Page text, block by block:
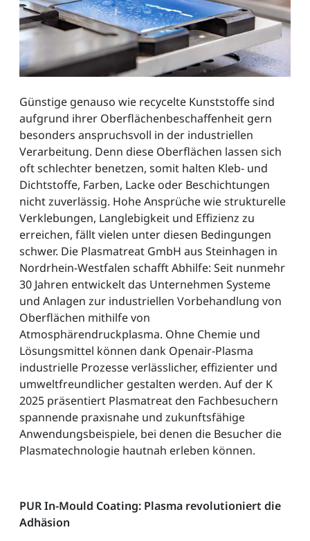
Günstige genauso wie recycelte Kunststoffe sind
aufgrund ihrer Oberflächenbeschaffenheit gern
besonders anspruchsvoll in der industriellen
Verarbeitung. Denn diese Oberflächen lassen sich
oft schlechter benetzen, somit halten Kleb- und
Dichtstoffe, Farben, Lacke oder Beschichtungen
nicht zuverlässig. Hohe Ansprüche wie strukturelle
Verklebungen, Langlebigkeit und Effizienz zu
erreichen, fällt vielen unter diesen Bedingungen
schwer. Die Plasmatreat GmbH aus Steinhagen in
Nordrhein-Westfalen schafft Abhilfe: Seit nunmehr
30 Jahren entwickelt das Unternehmen Systeme
und Anlagen zur industriellen Vorbehandlung von
Oberflächen mithilfe von
Atmosphärendruckplasma. Ohne Chemie und
Lösungsmittel können dank Openair-Plasma
industrielle Prozesse verlässlicher, effizienter und
umweltfreundlicher gestalten werden. Auf der K
2025 präsentiert Plasmatreat den Fachbesuchern
spannende praxisnahe und zukunftsfähige
Anwendungsbeispiele, bei denen die Besucher die
Plasmatechnologie hautnah erleben können.
PUR In-Mould Coating: Plasma revolutioniert die
Adhäsion